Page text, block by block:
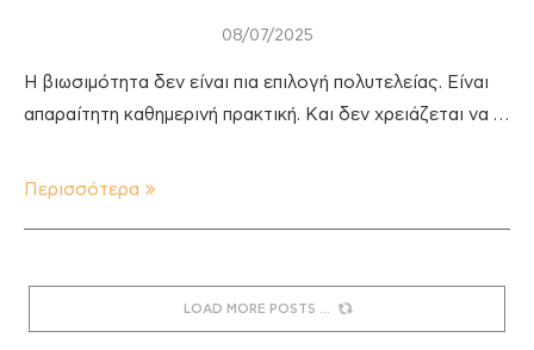
08/07/2025
Η βιωσιμότητα δεν είναι πια επιλογή πολυτελείας. Είναι
απαραίτητη καθημερινή πρακτική. Και δεν χρειάζεται να …
Περισσότερα
LOAD MORE POSTS